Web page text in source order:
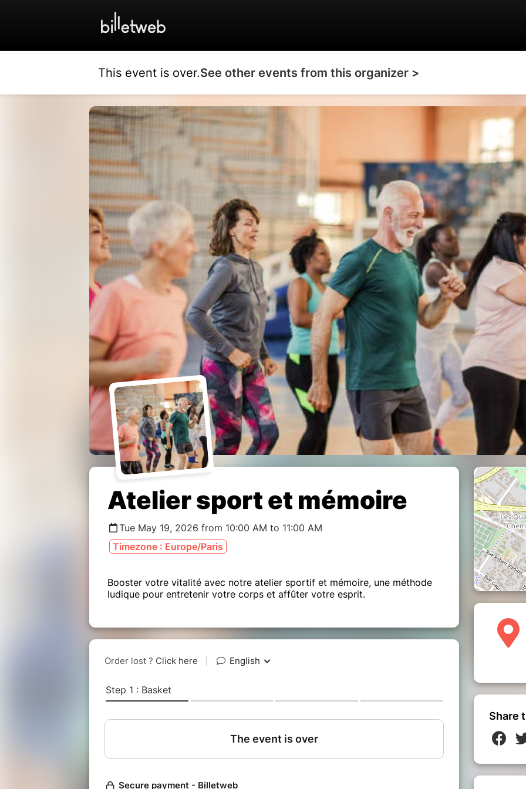
This event is over.See other events from this organizer >
Atelier sport et mémoire
Tue May 19, 2026 from 10:00 AM to 11:00 AM
Timezone : Europe/Paris
Booster votre vitalité avec notre atelier sportif et mémoire, une méthode
ludique pour entretenir votre corps et affûter votre esprit.
Share